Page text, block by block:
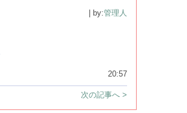
| by:管理人
20:57
次の記事へ >